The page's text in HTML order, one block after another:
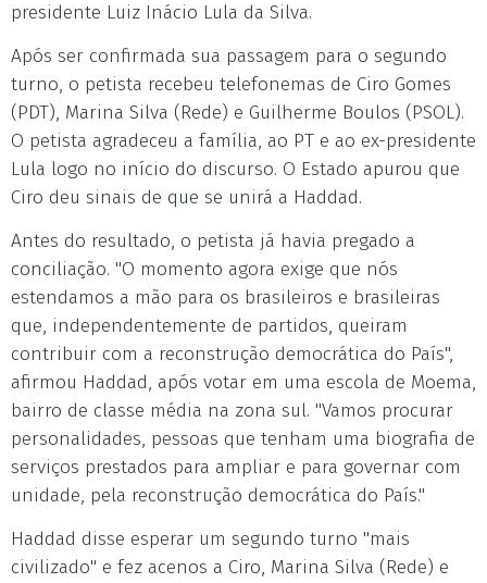
presidente Luiz Inácio Lula da Silva.
Após ser confirmada sua passagem para o segundo
turno, o petista recebeu telefonemas de Ciro Gomes
(PDT), Marina Silva (Rede) e Guilherme Boulos (PSOL).
O petista agradeceu a família, ao PT e ao ex-presidente
Lula logo no início do discurso. O Estado apurou que
Ciro deu sinais de que se unirá a Haddad.
Antes do resultado, o petista já havia pregado a
conciliação. "O momento agora exige que nós
estendamos a mão para os brasileiros e brasileiras
que, independentemente de partidos, queiram
contribuir com a reconstrução democrática do País",
afirmou Haddad, após votar em uma escola de Moema,
bairro de classe média na zona sul. "Vamos procurar
personalidades, pessoas que tenham uma biografia de
serviços prestados para ampliar e para governar com
unidade, pela reconstrução democrática do País."
Haddad disse esperar um segundo turno "mais
civilizado" e fez acenos a Ciro, Marina Silva (Rede) e